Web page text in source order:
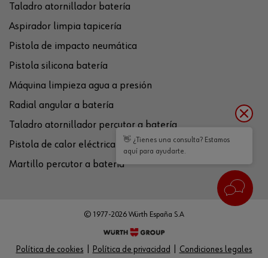
Taladro atornillador batería
Aspirador limpia tapicería
Pistola de impacto neumática
Pistola silicona batería
Máquina limpieza agua a presión
Radial angular a batería
Taladro atornillador percutor a batería
Pistola de calor eléctrica
Martillo percutor a batería
Política de cookies Política de privacidad Condiciones legales
© 1977-2026 Würth España S.A
👋 ¿Tienes una consulta? Estamos
aquí para ayudarte.